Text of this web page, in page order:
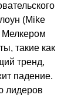
(Mike
Мелкером
такие как
тренд,
падение.
лидеров